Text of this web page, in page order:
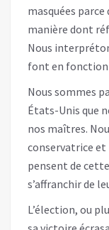
masquées
manière dont
Nous
font en fonction
Nous sommes
États-Unis que
nos maîtres.
conservatrice et
pensent de
s’affranchir de
L’élection, ou